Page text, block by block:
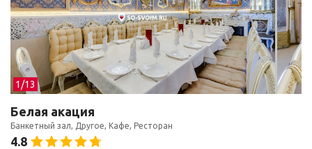
1/13
Белая акация
Банкетный зал, Другое, Кафе, Ресторан
4.8